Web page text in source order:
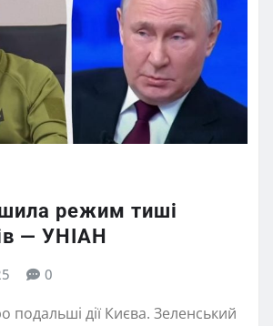
режим тиші
— УНІАН
0
подальші дії Києва. Зеленський